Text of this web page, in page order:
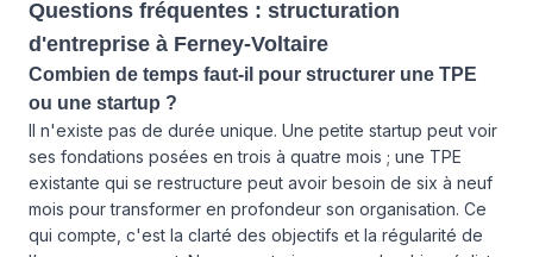
Questions fréquentes : structuration
d'entreprise à Ferney-Voltaire
Combien de temps faut-il pour structurer une TPE
ou une startup ?
Il n'existe pas de durée unique. Une petite startup peut voir
ses fondations posées en trois à quatre mois ; une TPE
existante qui se restructure peut avoir besoin de six à neuf
mois pour transformer en profondeur son organisation. Ce
qui compte, c'est la clarté des objectifs et la régularité de